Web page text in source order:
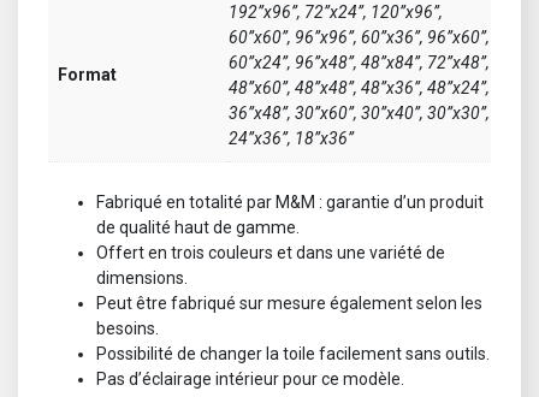
Format
192”x96”, 72”x24”, 120”x96”,
60”x60”, 96”x96”, 60”x36”, 96”x60”,
60”x24”, 96”x48”, 48”x84”, 72”x48”,
48”x60”, 48”x48”, 48”x36”, 48”x24”,
36”x48”, 30”x60”, 30”x40”, 30”x30”,
24”x36”, 18”x36”
Fabriqué en totalité par M&M : garantie d’un produit
de qualité haut de gamme.
Offert en trois couleurs et dans une variété de
dimensions.
Peut être fabriqué sur mesure également selon les
besoins.
Possibilité de changer la toile facilement sans outils.
Pas d’éclairage intérieur pour ce modèle.